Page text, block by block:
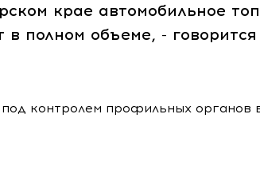
крае автомобильное
в полном объеме, -
контролем профильных органов